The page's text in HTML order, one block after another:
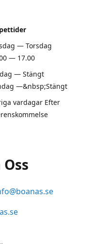
— Torsdag
— 17.00
— Stängt
—&nbsp;Stängt
vardagar Efter